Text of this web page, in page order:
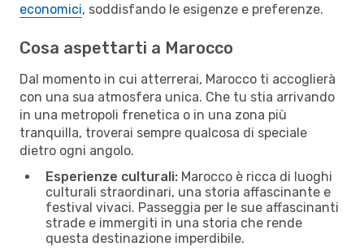
economici, soddisfando le esigenze e preferenze.
Cosa aspettarti a Marocco
Dal momento in cui atterrerai, Marocco ti accoglierà
con una sua atmosfera unica. Che tu stia arrivando
in una metropoli frenetica o in una zona più
tranquilla, troverai sempre qualcosa di speciale
dietro ogni angolo.
Esperienze culturali: Marocco è ricca di luoghi
culturali straordinari, una storia affascinante e
festival vivaci. Passeggia per le sue affascinanti
strade e immergiti in una storia che rende
questa destinazione imperdibile.